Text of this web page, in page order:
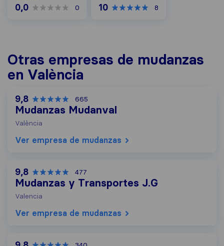
0,0 0 10 8
Otras empresas de mudanzas
en València
9,8 665
Mudanzas Mudanval
València
Ver empresa de mudanzas
9,8 477
Mudanzas y Transportes J.G
Valencia
Ver empresa de mudanzas